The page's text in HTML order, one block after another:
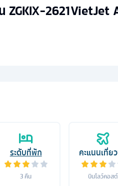
2621VietJet
ระดับที่พัก
3 คืน
คะแนนเที่ย
บินโลว์คอสต์